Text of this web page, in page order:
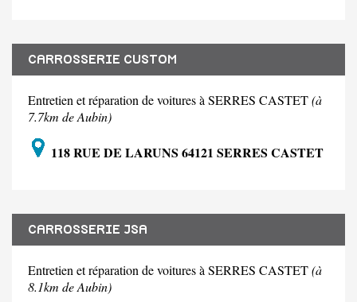
CARROSSERIE CUSTOM
Entretien et réparation de voitures à SERRES CASTET(à
7.7km de Aubin)
118 RUE DE LARUNS 64121 SERRES CASTET
CARROSSERIE JSA
Entretien et réparation de voitures à SERRES CASTET(à
8.1km de Aubin)